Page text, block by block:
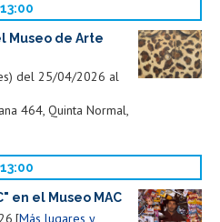
13:00
Museo de Arte
del 25/04/2026 al
464, Quinta Normal,
13:00
en el Museo MAC
Más lugares y